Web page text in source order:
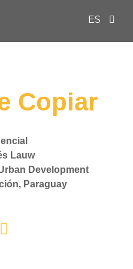
ES
EN
Copiar
Lauw
Development
Paraguay